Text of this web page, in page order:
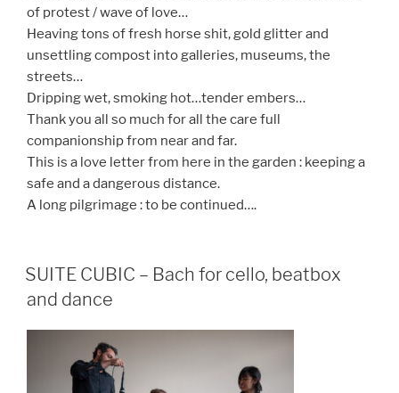
of protest / wave of love…
Heaving tons of fresh horse shit, gold glitter and
unsettling compost into galleries, museums, the
streets…
Dripping wet, smoking hot…tender embers…
Thank you all so much for all the care full
companionship from near and far.
This is a love letter from here in the garden : keeping a
safe and a dangerous distance.
A long pilgrimage : to be continued….
SUITE CUBIC – Bach for cello, beatbox
and dance